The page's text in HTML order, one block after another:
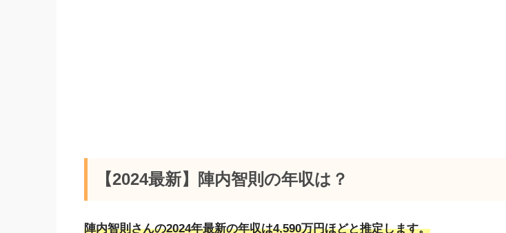
【2024最新】陣内智則の年収は？
陣内智則さんの2024年最新の年収は4,590万円ほどと推定します。